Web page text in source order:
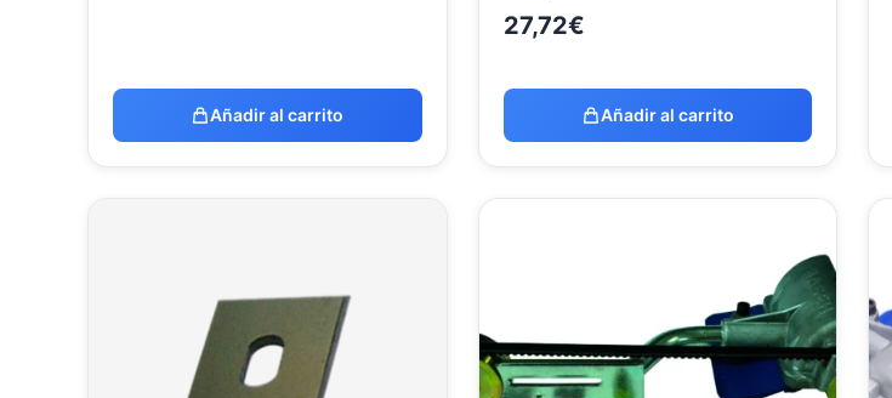
Añadir al carrito
27,72€
Añadir al carrito